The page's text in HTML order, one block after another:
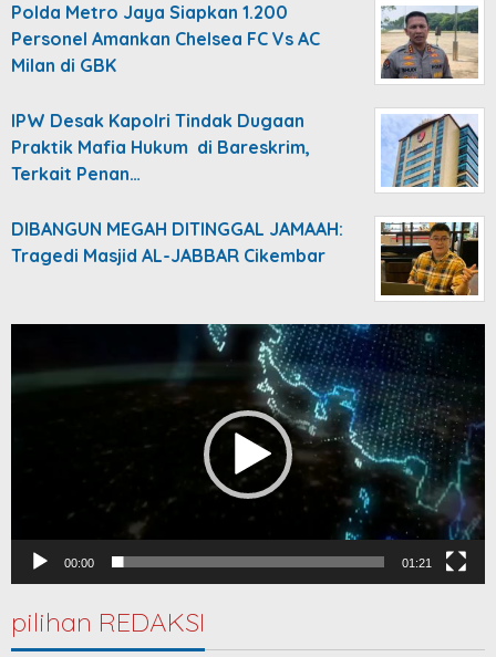
Polda Metro Jaya Siapkan 1.200
Personel Amankan Chelsea FC Vs AC
Milan di GBK
IPW Desak Kapolri Tindak Dugaan
Praktik Mafia Hukum di Bareskrim,
Terkait Penan…
DIBANGUN MEGAH DITINGGAL JAMAAH:
Tragedi Masjid AL-JABBAR Cikembar
00:00 01:21
pilihan REDAKSI